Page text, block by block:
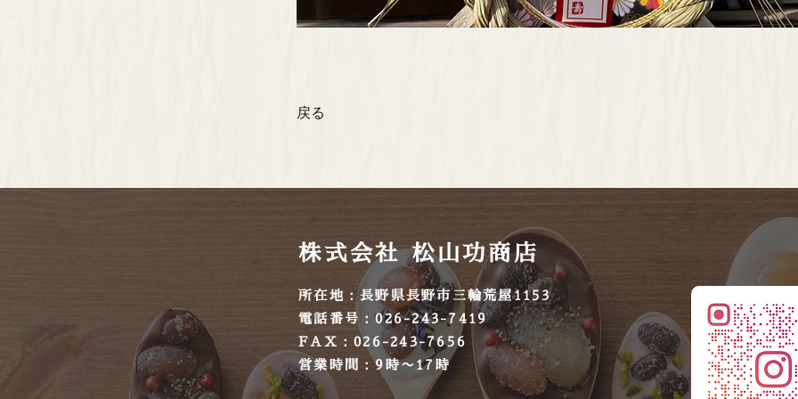
戻る
株式会社 松山功商店
​所在地：長野県長野市三輪荒屋1153
​電話番号：026-243-7419
​FAX：026-243-7656
​営業時間：9時〜17時